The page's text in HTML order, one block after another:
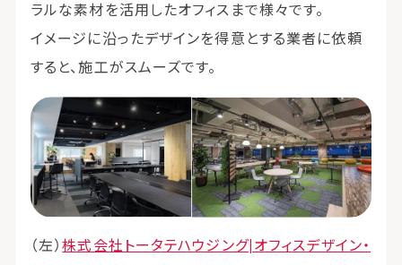
ラルな素材を活用したオフィスまで様々です。
イメージに沿ったデザインを得意とする業者に依頼
すると、施工がスムーズです。
（左）株式会社トータテハウジング|オフィスデザイン・